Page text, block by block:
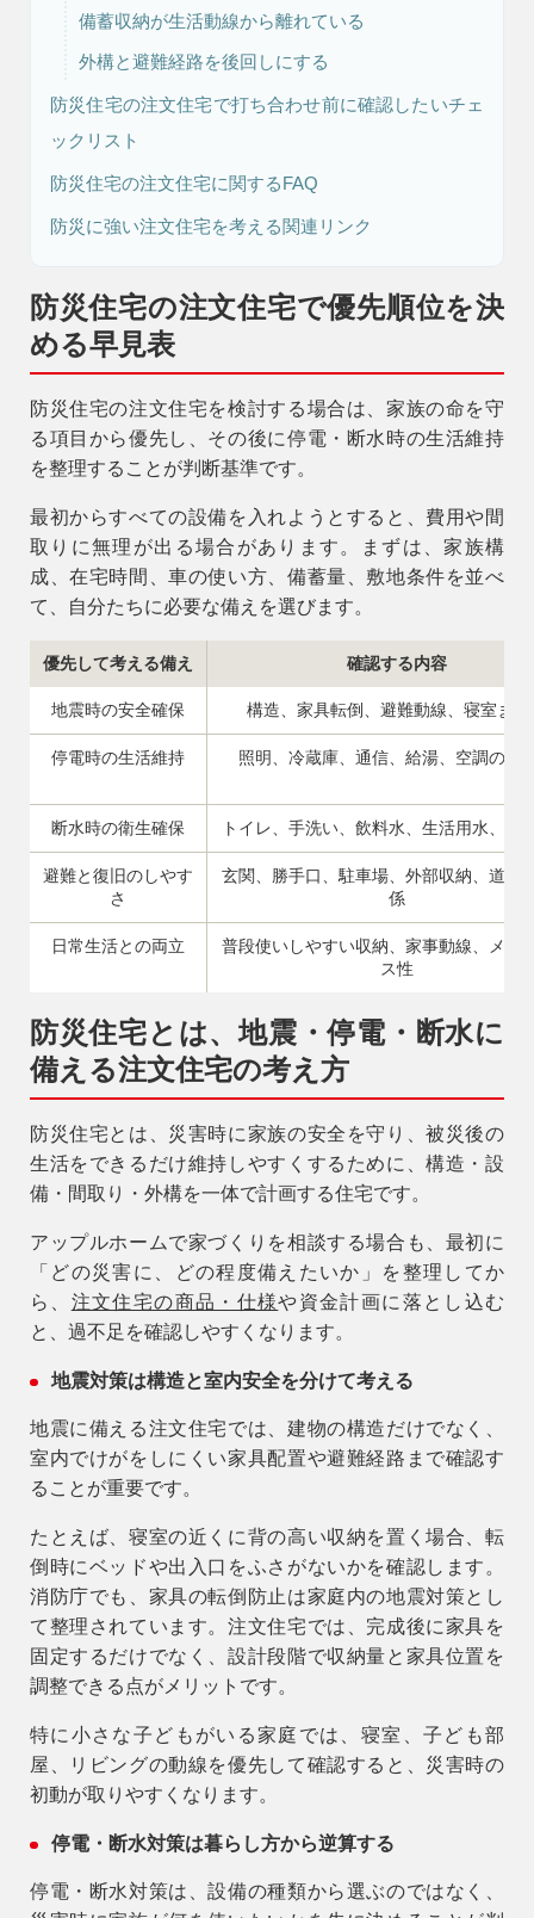
備蓄収納が生活動線から離れている
外構と避難経路を後回しにする
防災住宅の注文住宅で打ち合わせ前に確認したいチェ
ックリスト
防災住宅の注文住宅に関するFAQ
防災に強い注文住宅を考える関連リンク
防災住宅の注文住宅で優先順位を決
める早見表
防災住宅の注文住宅を検討する場合は、家族の命を守
る項目から優先し、その後に停電・断水時の生活維持
を整理することが判断基準です。
最初からすべての設備を入れようとすると、費用や間
取りに無理が出る場合があります。まずは、家族構
成、在宅時間、車の使い方、備蓄量、敷地条件を並べ
て、自分たちに必要な備えを選びます。
優先して考える備え 確認する内容
地震時の安全確保 構造、家具転倒、避難動線、寝室まわ
停電時の生活維持 照明、冷蔵庫、通信、給湯、空調の優
断水時の衛生確保 トイレ、手洗い、飲料水、生活用水、備
避難と復旧のしやす
さ
玄関、勝手口、駐車場、外部収納、道路
係
日常生活との両立
普段使いしやすい収納、家事動線、メン
ス性
防災住宅とは、地震・停電・断水に
備える注文住宅の考え方
防災住宅とは、災害時に家族の安全を守り、被災後の
生活をできるだけ維持しやすくするために、構造・設
備・間取り・外構を一体で計画する住宅です。
アップルホームで家づくりを相談する場合も、最初に
「どの災害に、どの程度備えたいか」を整理してか
ら、 注文住宅の商品・仕様や資金計画に落とし込む
と、過不足を確認しやすくなります。
地震対策は構造と室内安全を分けて考える
地震に備える注文住宅では、建物の構造だけでなく、
室内でけがをしにくい家具配置や避難経路まで確認す
ることが重要です。
たとえば、寝室の近くに背の高い収納を置く場合、転
倒時にベッドや出入口をふさがないかを確認します。
消防庁でも、家具の転倒防止は家庭内の地震対策とし
て整理されています。注文住宅では、完成後に家具を
固定するだけでなく、設計段階で収納量と家具位置を
調整できる点がメリットです。
特に小さな子どもがいる家庭では、寝室、子ども部
屋、リビングの動線を優先して確認すると、災害時の
初動が取りやすくなります。
停電・断水対策は暮らし方から逆算する
停電・断水対策は、設備の種類から選ぶのではなく、